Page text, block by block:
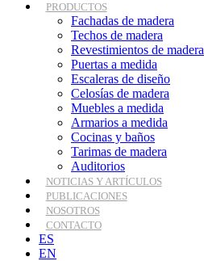
PRODUCTOS
Fachadas de madera
Techos de madera
Revestimientos de madera
Puertas a medida
Escaleras de diseño
Celosías de madera
Muebles a medida
Armarios a medida
Cocinas y baños
Tarimas de madera
Auditorios
NOTICIAS Y ARTÍCULOS
PUBLICACIONES
NOSOTROS
CONTACTO
ES
EN